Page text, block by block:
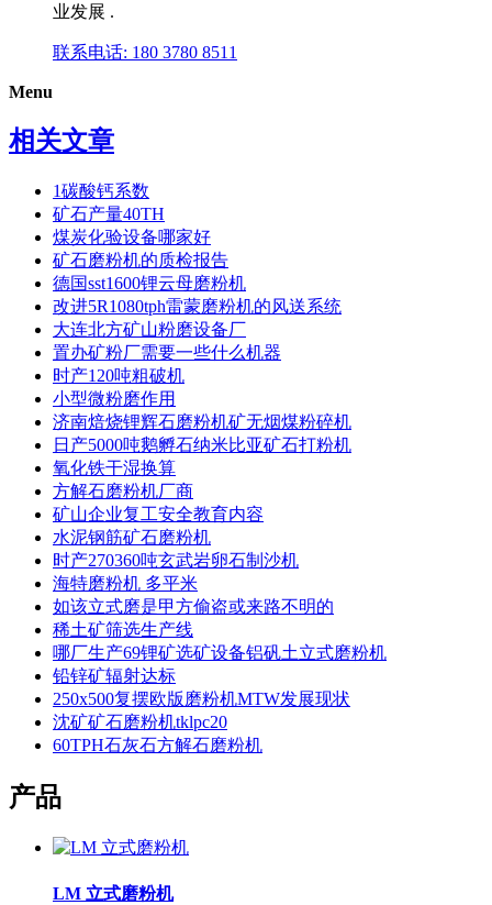
业发展 .
联系电话: 180 3780 8511
Menu
相关文章
1碳酸钙系数
矿石产量40TH
煤炭化验设备哪家好
矿石磨粉机的质检报告
德国sst1600锂云母磨粉机
改进5R1080tph雷蒙磨粉机的风送系统
大连北方矿山粉磨设备厂
置办矿粉厂需要一些什么机器
时产120吨粗破机
小型微粉磨作用
济南焙烧锂辉石磨粉机矿无烟煤粉碎机
日产5000吨鹅孵石纳米比亚矿石打粉机
氧化铁干湿换算
方解石磨粉机厂商
矿山企业复工安全教育内容
水泥钢筋矿石磨粉机
时产270360吨玄武岩卵石制沙机
海特磨粉机 多平米
如该立式磨是甲方偷盗或来路不明的
稀土矿筛选生产线
哪厂生产69锂矿选矿设备铝矾土立式磨粉机
铅锌矿辐射达标
250x500复摆欧版磨粉机MTW发展现状
沈矿矿石磨粉机tklpc20
60TPH石灰石方解石磨粉机
产品
LM 立式磨粉机